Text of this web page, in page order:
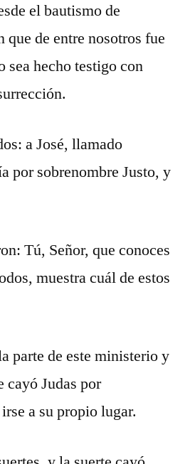
el bautismo de
que de entre nosotros fue
sea hecho testigo con
a José, llamado
por sobrenombre Justo, y
Tú, Señor, que conoces
muestra cuál de estos
parte de este ministerio y
cayó Judas por
a su propio lugar.